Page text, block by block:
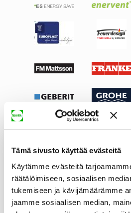
Tämä sivusto käyttää evästeitä
Käytämme evästeitä
räätälöimiseen, sosiaalisen
tukemiseen ja kävijämäärämme
jaamme sosiaalisen median,